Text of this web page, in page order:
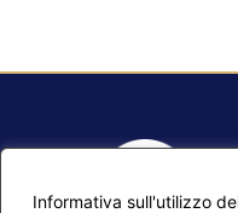
Informativa sull'utilizzo